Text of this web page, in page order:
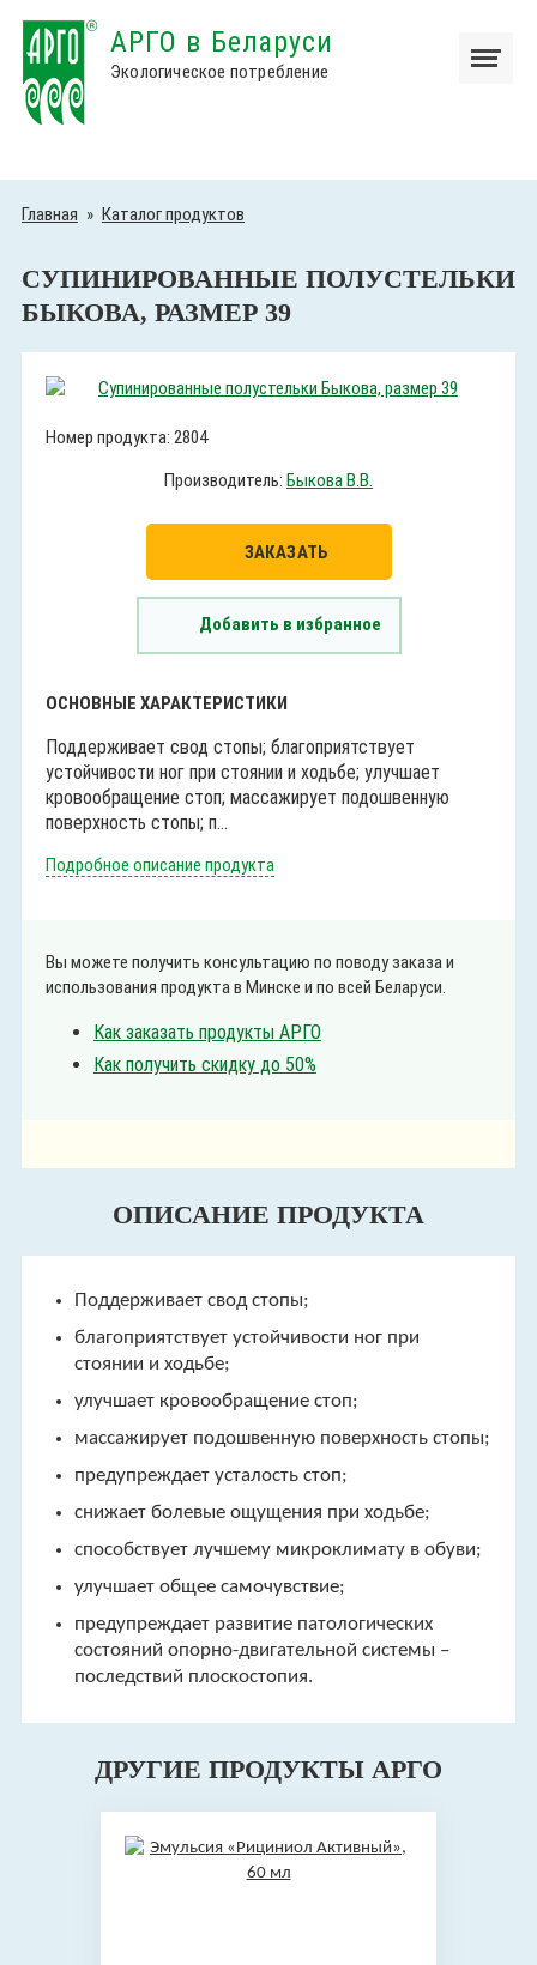
АРГО в Беларуси
Экологическое потребление
Главная » Каталог продуктов
СУПИНИРОВАННЫЕ ПОЛУСТЕЛЬКИ
БЫКОВА, РАЗМЕР 39
Номер продукта: 2804
Производитель: Быкова В.В.
ЗАКАЗАТЬ
Добавить в избранное
ОСНОВНЫЕ ХАРАКТЕРИСТИКИ
Поддерживает свод стопы; благоприятствует
устойчивости ног при стоянии и ходьбе; улучшает
кровообращение стоп; массажирует подошвенную
поверхность стопы; п...
Подробное описание продукта
Вы можете получить консультацию по поводу заказа и
использования продукта в Минске и по всей Беларуси.
Как заказать продукты АРГО
Как получить скидку до 50%
ОПИСАНИЕ ПРОДУКТА
Поддерживает свод стопы;
благоприятствует устойчивости ног при
стоянии и ходьбе;
улучшает кровообращение стоп;
массажирует подошвенную поверхность стопы;
предупреждает усталость стоп;
снижает болевые ощущения при ходьбе;
способствует лучшему микроклимату в обуви;
улучшает общее самочувствие;
предупреждает развитие патологических
состояний опорно-двигательной системы –
последствий плоскостопия.
ДРУГИЕ ПРОДУКТЫ АРГО